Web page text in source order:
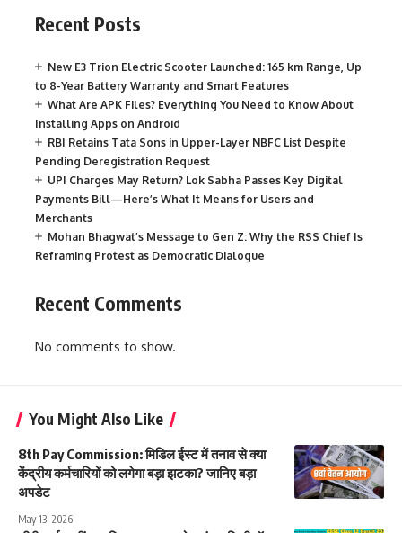
Recent Posts
New E3 Trion Electric Scooter Launched: 165 km Range, Up
to 8-Year Battery Warranty and Smart Features
What Are APK Files? Everything You Need to Know About
Installing Apps on Android
RBI Retains Tata Sons in Upper-Layer NBFC List Despite
Pending Deregistration Request
UPI Charges May Return? Lok Sabha Passes Key Digital
Payments Bill—Here’s What It Means for Users and
Merchants
Mohan Bhagwat’s Message to Gen Z: Why the RSS Chief Is
Reframing Protest as Democratic Dialogue
Recent Comments
No comments to show.
You Might Also Like
8th Pay Commission: मिडिल ईस्ट में तनाव से क्या
केंद्रीय कर्मचारियों को लगेगा बड़ा झटका? जानिए बड़ा
अपडेट
May 13, 2026